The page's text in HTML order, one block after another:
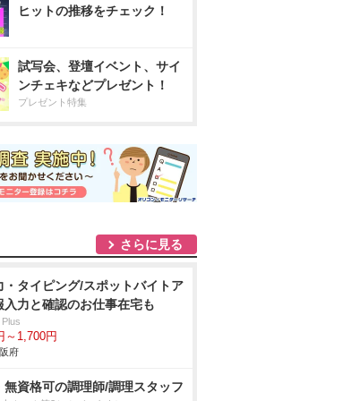
ヒットの推移をチェック！
試写会、登壇イベント、サイ
ンチェキなどプレゼント！
プレゼント特集
さらに見る
・タイピング/スポットバイトア
入力と確認のお仕事在宅も
～1,700円
府
無資格可の調理師/調理スタッフ